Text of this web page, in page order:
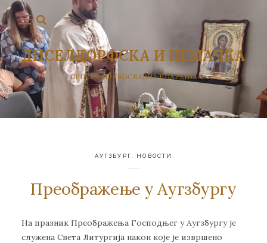
ДИСЕЛДОРФСКА И НЕМАЧКА
СРПСКА ПРАВОСЛАВНА ЕПАРХИЈА
АУГЗБУРГ НОВОСТИ
Преображење у Аугзбургу
На празник Преображења Господњег у Аугзбургу је
служена Света Литургија након које је извршено